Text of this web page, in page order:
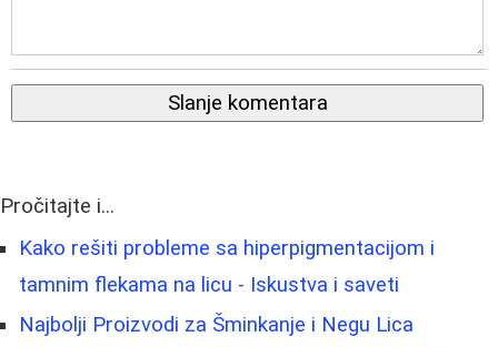
Slanje komentara
Pročitajte i...
Kako rešiti probleme sa hiperpigmentacijom i
tamnim flekama na licu - Iskustva i saveti
Najbolji Proizvodi za Šminkanje i Negu Lica